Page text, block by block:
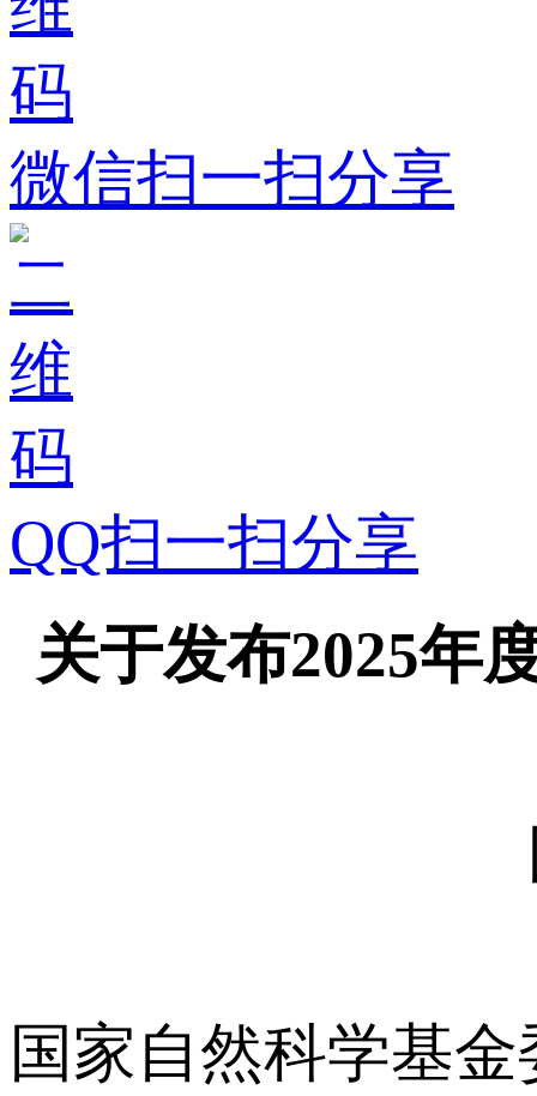
微信扫一扫分享
QQ扫一扫分享
关于发布2025年
国家自然科学基